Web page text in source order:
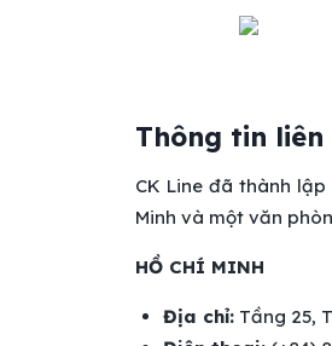
Thông tin liên
CK Line đã thành
Minh và một văn
HỒ CHÍ MINH
Địa chỉ:Tầng 25,